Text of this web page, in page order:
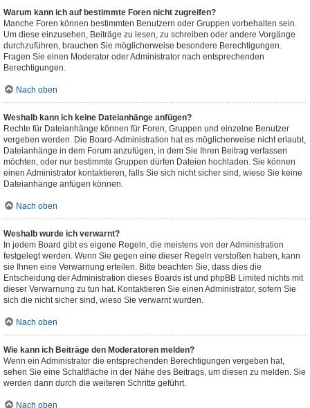
Warum kann ich auf bestimmte Foren nicht zugreifen?
Manche Foren können bestimmten Benutzern oder Gruppen vorbehalten sein.
Um diese einzusehen, Beiträge zu lesen, zu schreiben oder andere Vorgänge
durchzuführen, brauchen Sie möglicherweise besondere Berechtigungen.
Fragen Sie einen Moderator oder Administrator nach entsprechenden
Berechtigungen.
Nach oben
Weshalb kann ich keine Dateianhänge anfügen?
Rechte für Dateianhänge können für Foren, Gruppen und einzelne Benutzer
vergeben werden. Die Board-Administration hat es möglicherweise nicht erlaubt,
Dateianhänge in dem Forum anzufügen, in dem Sie Ihren Beitrag verfassen
möchten, oder nur bestimmte Gruppen dürfen Dateien hochladen. Sie können
einen Administrator kontaktieren, falls Sie sich nicht sicher sind, wieso Sie keine
Dateianhänge anfügen können.
Nach oben
Weshalb wurde ich verwarnt?
In jedem Board gibt es eigene Regeln, die meistens von der Administration
festgelegt werden. Wenn Sie gegen eine dieser Regeln verstoßen haben, kann
sie Ihnen eine Verwarnung erteilen. Bitte beachten Sie, dass dies die
Entscheidung der Administration dieses Boards ist und phpBB Limited nichts mit
dieser Verwarnung zu tun hat. Kontaktieren Sie einen Administrator, sofern Sie
sich die nicht sicher sind, wieso Sie verwarnt wurden.
Nach oben
Wie kann ich Beiträge den Moderatoren melden?
Wenn ein Administrator die entsprechenden Berechtigungen vergeben hat,
sehen Sie eine Schaltfläche in der Nähe des Beitrags, um diesen zu melden. Sie
werden dann durch die weiteren Schritte geführt.
Nach oben